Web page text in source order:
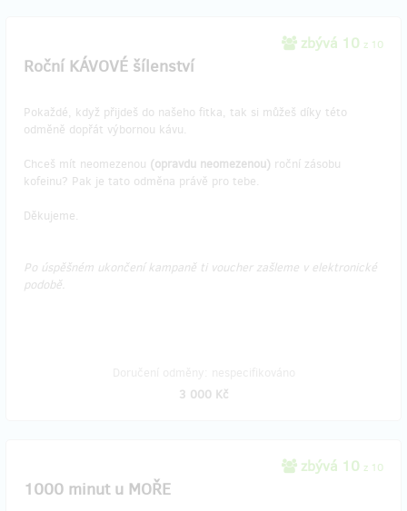
zbývá 10 z 10
Roční KÁVOVÉ šílenství
Pokaždé, když přijdeš do našeho fitka, tak si můžeš díky této
odměně dopřát výbornou kávu.
Chceš mít neomezenou (opravdu neomezenou) roční zásobu
kofeinu? Pak je tato odměna právě pro tebe.
Děkujeme.
Po úspěšném ukončení kampaně ti voucher zašleme v elektronické
podobě.
3 000 Kč
zbývá 10 z 10
1000 minut u MOŘE